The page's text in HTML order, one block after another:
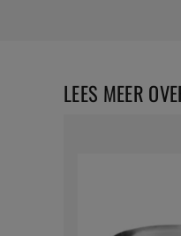
LEES MEER